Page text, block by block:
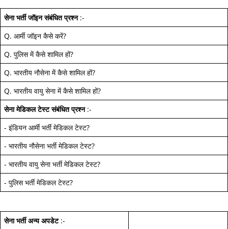
सेना भर्ती जॉइन संबंधित प्रश्न:-
Q. आर्मी जॉइन कैसे करें?
Q. पुलिस में कैसे शामिल हों?
Q. भारतीय नौसेना में कैसे शामिल हों?
Q. भारतीय वायु सेना में कैसे शामिल हों?
सेना मेडिकल टेस्ट संबंधित प्रश्न:-
- इंडियन आर्मी भर्ती मेडिकल टेस्ट?
- भारतीय नौसेना भर्ती मेडिकल टेस्ट?
- भारतीय वायु सेना भर्ती मेडिकल टेस्ट?
- पुलिस भर्ती मेडिकल टेस्ट?
सेना भर्ती अन्य अपडेट:-